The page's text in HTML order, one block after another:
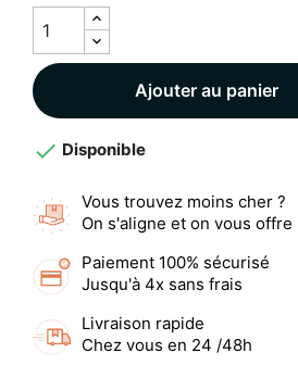
Ajouter au panier
 Disponible
Vous trouvez moins cher ?
On s'aligne et on vous offre
Paiement 100% sécurisé
Jusqu'à 4x sans frais
Livraison rapide
Chez vous en 24 /48h